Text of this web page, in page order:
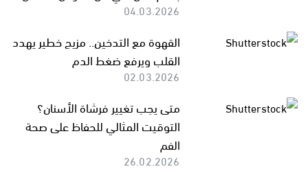
04.03.2026
القهوة مع التدخين.. مزيج خطير يهدد
القلب ويرفع ضغط الدم
02.03.2026
متى يجب تغيير فرشاة الأسنان؟
التوقيت المثالي للحفاظ على صحة
الفم
26.02.2026